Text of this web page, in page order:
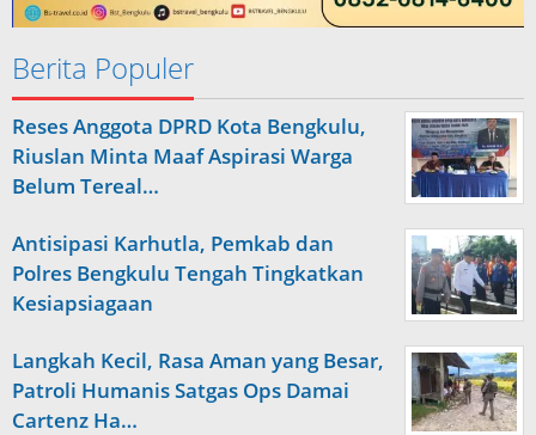
Berita Populer
Reses Anggota DPRD Kota Bengkulu,
Riuslan Minta Maaf Aspirasi Warga
Belum Tereal…
Antisipasi Karhutla, Pemkab dan
Polres Bengkulu Tengah Tingkatkan
Kesiapsiagaan
Langkah Kecil, Rasa Aman yang Besar,
Patroli Humanis Satgas Ops Damai
Cartenz Ha…